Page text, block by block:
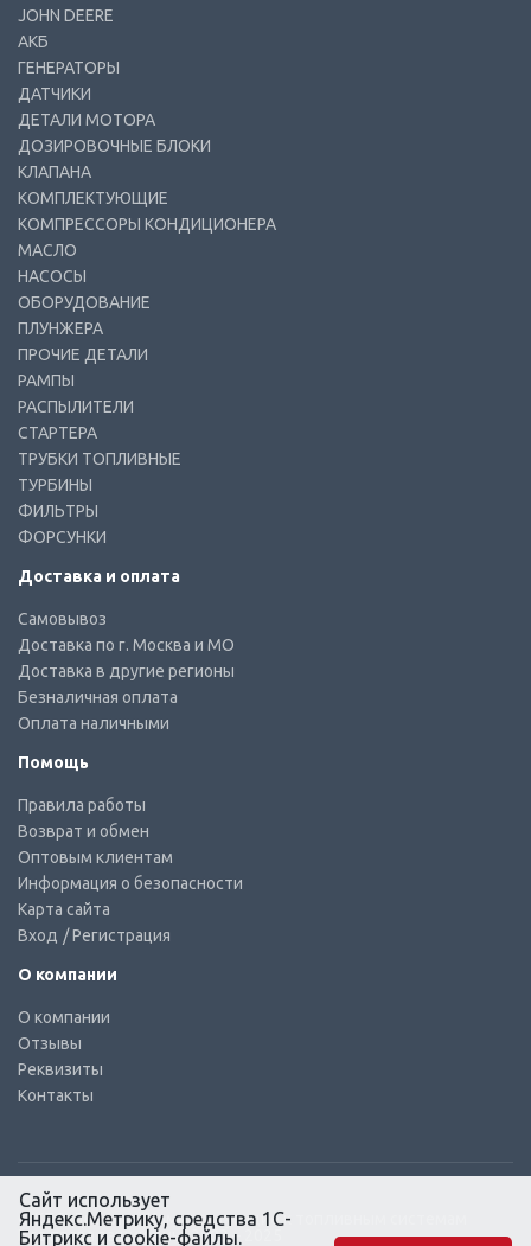
JOHN DEERE
АКБ
ГЕНЕРАТОРЫ
ДАТЧИКИ
ДЕТАЛИ МОТОРА
ДОЗИРОВОЧНЫЕ БЛОКИ
КЛАПАНА
КОМПЛЕКТУЮЩИЕ
КОМПРЕССОРЫ КОНДИЦИОНЕРА
МАСЛО
НАСОСЫ
ОБОРУДОВАНИЕ
ПЛУНЖЕРА
ПРОЧИЕ ДЕТАЛИ
РАМПЫ
РАСПЫЛИТЕЛИ
СТАРТЕРА
ТРУБКИ ТОПЛИВНЫЕ
ТУРБИНЫ
ФИЛЬТРЫ
ФОРСУНКИ
Доставка и оплата
Самовывоз
Доставка по г. Москва и МО
Доставка в другие регионы
Безналичная оплата
Оплата наличными
Помощь
Правила работы
Возврат и обмен
Оптовым клиентам
Информация о безопасности
Карта сайта
Вход / Регистрация
О компании
О компании
Отзывы
Реквизиты
Контакты
© КТС-Дизель – Комплектующие к топливным системам
Все права защищены, 2003 – 2025
Сайт использует
Яндекс.Метрику, средства 1С-
Битрикс и cookie-файлы.